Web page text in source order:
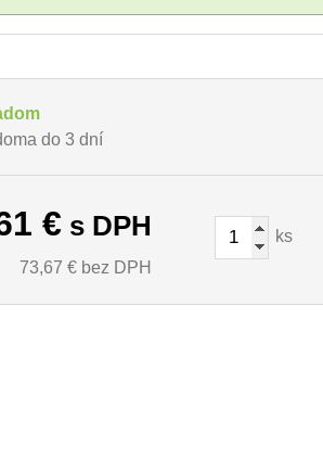
do 3 dní
€ s DPH
73,67 € bez DPH
ks